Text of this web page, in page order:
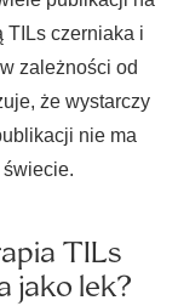
TILs czerniaka i
zależności od
że wystarczy
nie ma
TILs
jako lek?